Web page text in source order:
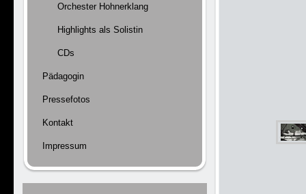
Orchester Hohnerklang
Highlights als Solistin
CDs
Pädagogin
Pressefotos
Kontakt
Impressum